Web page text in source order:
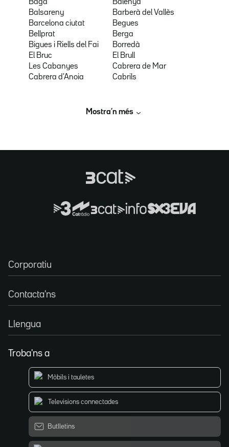
Bagà
Balenyà
Balsareny
Barberà del Vallès
Barcelona ciutat
Begues
Bellprat
Berga
Bigues i Riells del Fai
Borredà
El Bruc
El Brull
Les Cabanyes
Cabrera de Mar
Cabrera d'Anoia
Cabrils
Mostra’n més
Corporatiu
Contacta'ns
Llengua
Troba'ns a
Mòbils i tauletes
Televisions connectades
Butlletins